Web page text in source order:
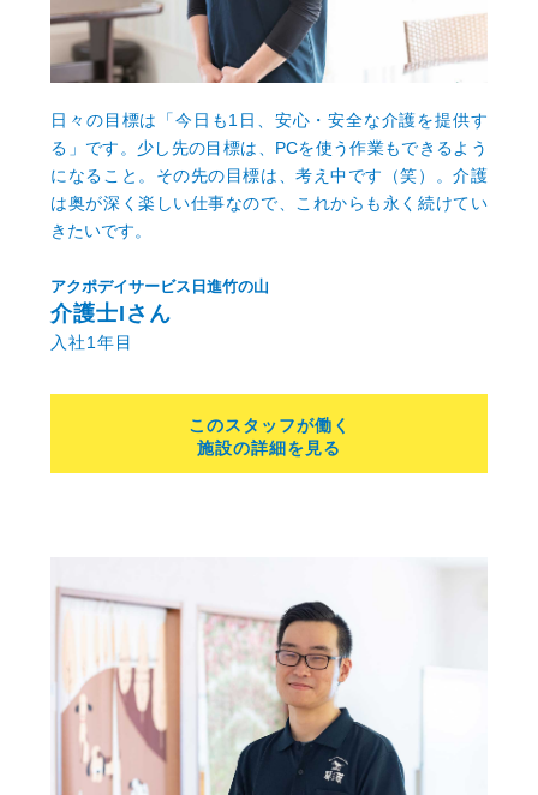
日々の目標は「今日も1日、安心・安全な介護を提供す
る」です。少し先の目標は、PCを使う作業もできるよう
になること。その先の目標は、考え中です（笑）。介護
は奥が深く楽しい仕事なので、これからも永く続けてい
きたいです。
アクポデイサービス日進竹の山
介護士Iさん
入社1年目
このスタッフが働く
施設の詳細を見る